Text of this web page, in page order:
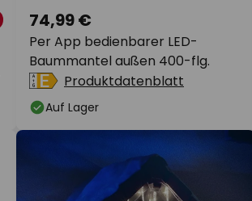
Per App bedienbarer LED-
Baummantel außen 400-flg.
74,99 €
Produktdatenblatt
Auf Lager